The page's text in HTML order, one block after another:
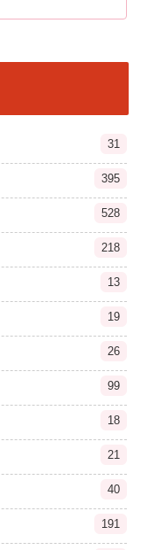
31
395
528
218
13
19
26
99
18
21
40
191